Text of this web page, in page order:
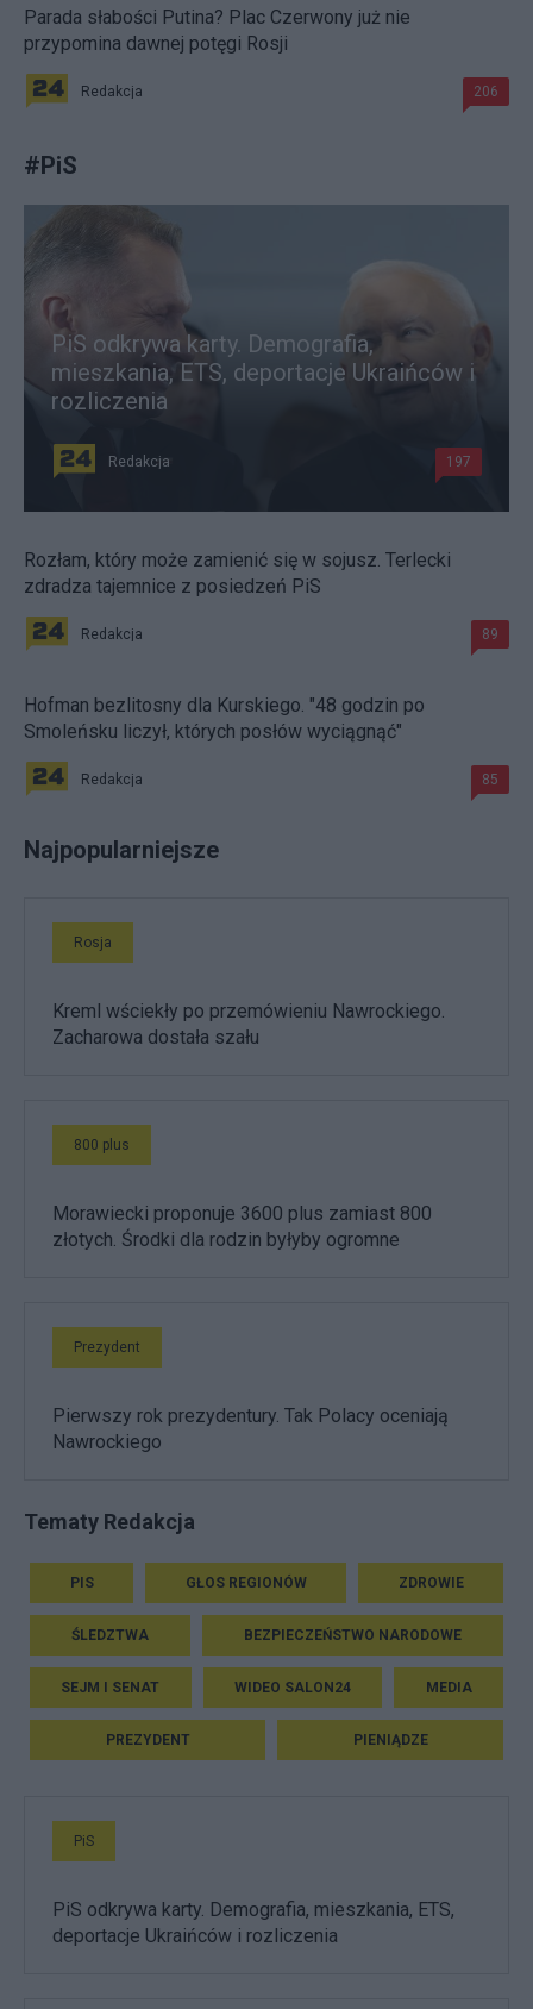
Parada słabości Putina? Plac Czerwony już nie
przypomina dawnej potęgi Rosji
Redakcja 206
#PiS
PiS odkrywa karty. Demografia,
mieszkania, ETS, deportacje Ukraińców i
rozliczenia
Redakcja 197
Rozłam, który może zamienić się w sojusz. Terlecki
zdradza tajemnice z posiedzeń PiS
Redakcja 89
Hofman bezlitosny dla Kurskiego. "48 godzin po
Smoleńsku liczył, których posłów wyciągnąć"
Redakcja 85
Najpopularniejsze
Rosja
Kreml wściekły po przemówieniu Nawrockiego.
Zacharowa dostała szału
800 plus
Morawiecki proponuje 3600 plus zamiast 800
złotych. Środki dla rodzin byłyby ogromne
Prezydent
Pierwszy rok prezydentury. Tak Polacy oceniają
Nawrockiego
Tematy Redakcja
PIS GŁOS REGIONÓW ZDROWIE
ŚLEDZTWA BEZPIECZEŃSTWO NARODOWE
SEJM I SENAT WIDEO SALON24 MEDIA
PREZYDENT PIENIĄDZE
PiS
PiS odkrywa karty. Demografia, mieszkania, ETS,
deportacje Ukraińców i rozliczenia